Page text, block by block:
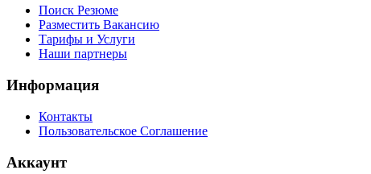
Поиск Резюме
Разместить Вакансию
Тарифы и Услуги
Наши партнеры
Информация
Контакты
Пользовательское Соглашение
Аккаунт